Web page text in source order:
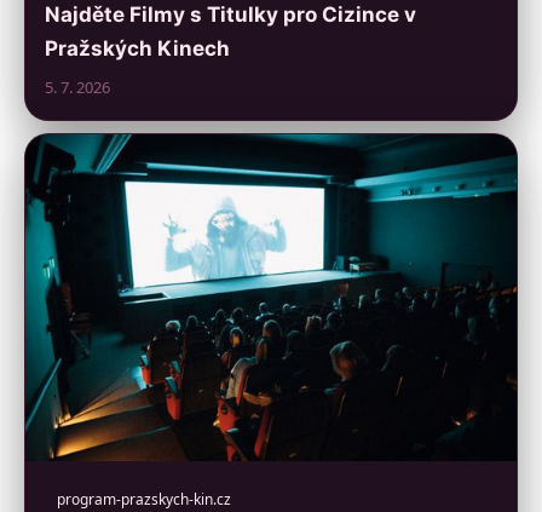
Najděte Filmy s Titulky pro Cizince v
Pražských Kinech
5. 7. 2026
program-prazskych-kin.cz